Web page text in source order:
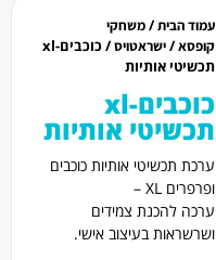
עמוד הבית/משחקי
קופסא/ישראטויס
/ כוכבים-xl
תכשיטי אותיות
כוכבים-xl
תכשיטי אותיות
ערכת תכשיטי אותיות כוכבים
ופרפרים XL –
ערכה להכנת צמידים
ושרשראות בעיצוב אישי.